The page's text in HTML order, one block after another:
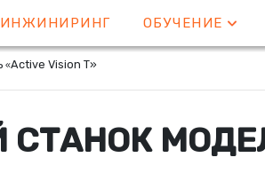
ИНЖИНИРИНГ ОБУЧЕНИЕ
«Active Vision Т»
СТАНОК